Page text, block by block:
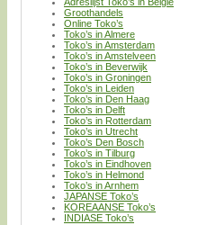
Groothandels
Online Toko’s
Toko’s in Almere
Toko’s in Amsterdam
Toko’s in Amstelveen
Toko’s in Beverwijk
Toko’s in Groningen
Toko’s in Leiden
Toko’s in Den Haag
Toko’s in Delft
Toko’s in Rotterdam
Toko’s in Utrecht
Toko’s Den Bosch
Toko’s in Tilburg
Toko’s in Eindhoven
Toko’s in Helmond
Toko’s in Arnhem
JAPANSE Toko’s
KOREAANSE Toko’s
INDIASE Toko’s